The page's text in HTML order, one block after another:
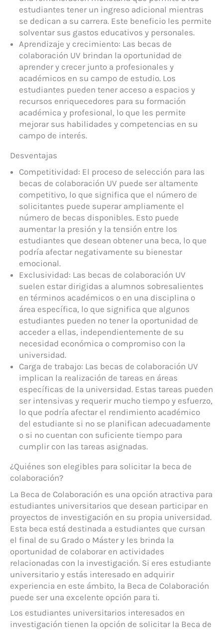
estudiantes tener un ingreso adicional mientras
se dedican a su carrera. Este beneficio les permite
solventar sus gastos educativos y personales.
Aprendizaje y crecimiento: Las becas de
colaboración UV brindan la oportunidad de
aprender y crecer junto a profesionales y
académicos en su campo de estudio. Los
estudiantes pueden tener acceso a espacios y
recursos enriquecedores para su formación
académica y profesional, lo que les permite
mejorar sus habilidades y competencias en su
campo de interés.
Desventajas
Competitividad: El proceso de selección para las
becas de colaboración UV puede ser altamente
competitivo, lo que significa que el número de
solicitantes puede superar ampliamente el
número de becas disponibles. Esto puede
aumentar la presión y la tensión entre los
estudiantes que desean obtener una beca, lo que
podría afectar negativamente su bienestar
emocional.
Exclusividad: Las becas de colaboración UV
suelen estar dirigidas a alumnos sobresalientes
en términos académicos o en una disciplina o
área específica, lo que significa que algunos
estudiantes pueden no tener la oportunidad de
acceder a ellas, independientemente de su
necesidad económica o compromiso con la
universidad.
Carga de trabajo: Las becas de colaboración UV
implican la realización de tareas en áreas
específicas de la universidad. Estas tareas pueden
ser intensivas y requerir mucho tiempo y esfuerzo,
lo que podría afectar el rendimiento académico
del estudiante si no se planifican adecuadamente
o si no cuentan con suficiente tiempo para
cumplir con las tareas asignadas.
¿Quiénes son elegibles para solicitar la beca de
colaboración?
La Beca de Colaboración es una opción atractiva para
estudiantes universitarios que desean participar en
proyectos de investigación en su propia universidad.
Esta beca está destinada a estudiantes que cursan
el final de su Grado o Máster y les brinda la
oportunidad de colaborar en actividades
relacionadas con la investigación. Si eres estudiante
universitario y estás interesado en adquirir
experiencia en este ámbito, la Beca de Colaboración
puede ser una excelente opción para ti.
Los estudiantes universitarios interesados en
investigación tienen la opción de solicitar la Beca de